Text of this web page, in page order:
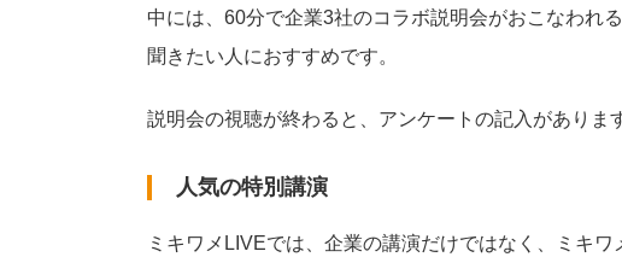
中には、60分で企業3社のコラボ説明会がおこなわれ
聞きたい人におすすめです。
説明会の視聴が終わると、アンケートの記入がありま
人気の特別講演
ミキワメLIVEでは、企業の講演だけではなく、ミキ